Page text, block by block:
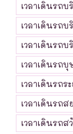
เวลาเดินรถ
เวลาเดินรถ
เวลาเดินรถ
เวลาเดินรถ
เวลาเดินรถร
เวลาเดินรถส
เวลาเดินรถ